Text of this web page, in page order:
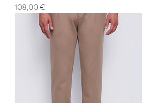
Prix
108,00 €